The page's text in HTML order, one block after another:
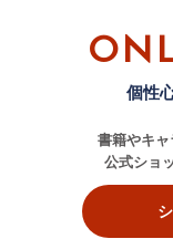
個性
書籍やキ
公式ショ